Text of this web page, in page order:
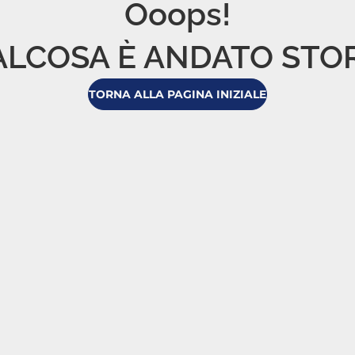
Ooops!
È ANDATO
TORNA ALLA PAGINA INIZIALE